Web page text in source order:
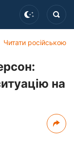
Читати російською
на